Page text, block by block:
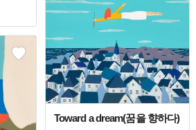
Toward a dream(꿈을 향하다)